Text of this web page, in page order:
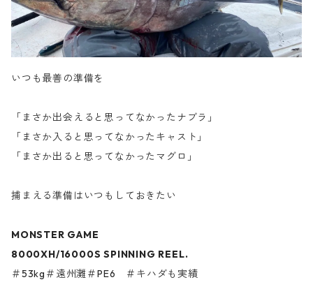
いつも最善の準備を
「まさか出会えると思ってなかったナブラ」
「まさか入ると思ってなかったキャスト」
「まさか出ると思ってなかったマグロ」
捕まえる準備はいつもしておきたい
MONSTER GAME
8000XH/16000S SPINNING REEL.
＃53kg＃遠州灘＃PE6 ＃キハダも実績